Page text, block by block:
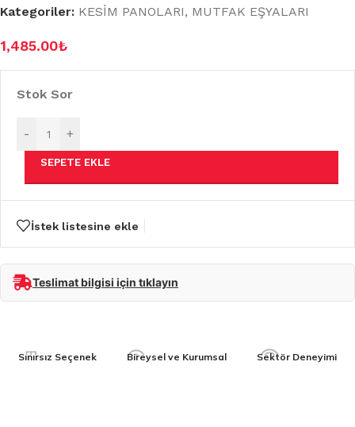
Kategoriler: KESİM PANOLARI, MUTFAK EŞYALARI
1,485.00₺
Stok Sor
- +
SEPETE EKLE
İstek listesine ekle
Teslimat bilgisi için tıklayın
Sınırsız Seçenek Bireysel ve Kurumsal Sektör Deneyimi